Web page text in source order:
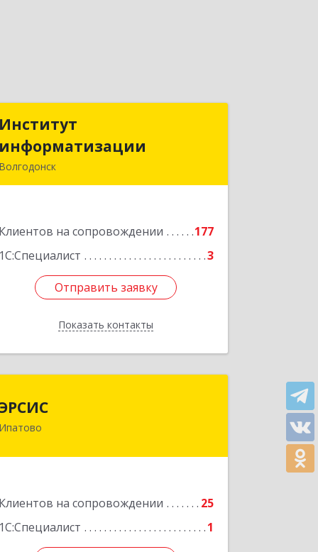
Институт
информатизации
Волгодонск
Клиентов на сопровождении
177
1С:Специалист
3
Отправить заявку
Показать контакты
информатизации
Подробнее
Отправить заявку
Назад
Ипатово
Клиентов на сопровождении
25
1С:Специалист
1